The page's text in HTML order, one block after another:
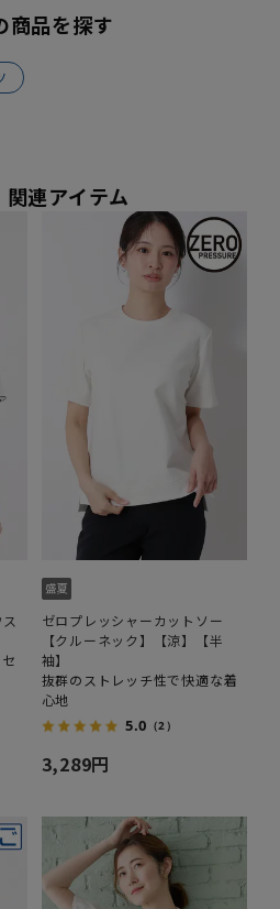
商品を探す
連アイテム
ゼロプレッシャーカットソー
【クルーネック】【涼】【半
袖】
抜群のストレッチ性で快適な着
心地
5.0 （2）
3,289円